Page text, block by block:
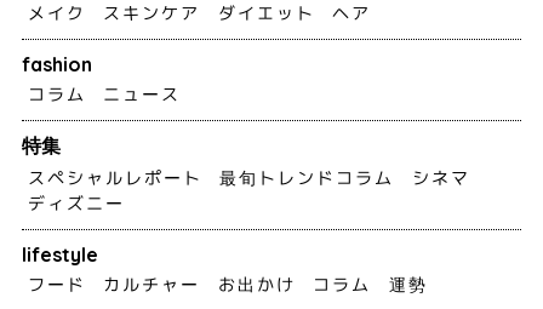
メイク
スキンケア ダイエット ヘア
fashion
コラム
ニュース
特集
スペシャルレポート
最旬トレンドコラム
シネマ
ディズニー
lifestyle
フード
カルチャー お出かけ コラム 運勢